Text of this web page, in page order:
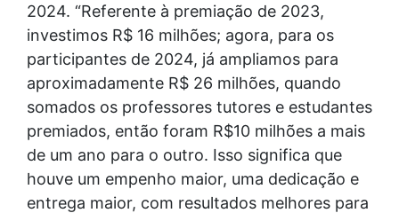
2024. “Referente à premiação de 2023,
investimos R$ 16 milhões; agora, para os
participantes de 2024, já ampliamos para
aproximadamente R$ 26 milhões, quando
somados os professores tutores e estudantes
premiados, então foram R$10 milhões a mais
de um ano para o outro. Isso significa que
houve um empenho maior, uma dedicação e
entrega maior, com resultados melhores para